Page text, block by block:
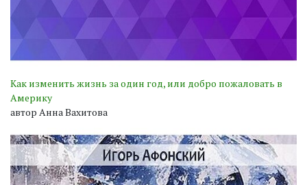
Как изменить жизнь за один год, или добро пожаловать в
Америку
автор Анна Вахитова